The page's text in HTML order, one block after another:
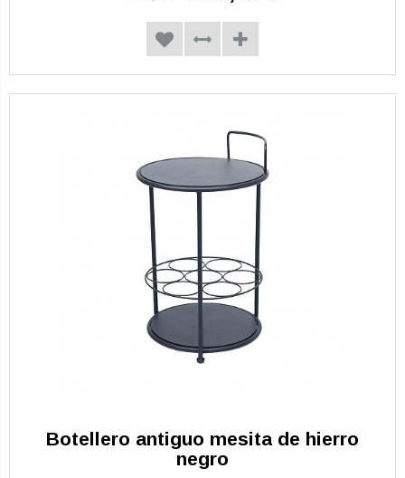
Botellero antiguo mesita de hierro
negro